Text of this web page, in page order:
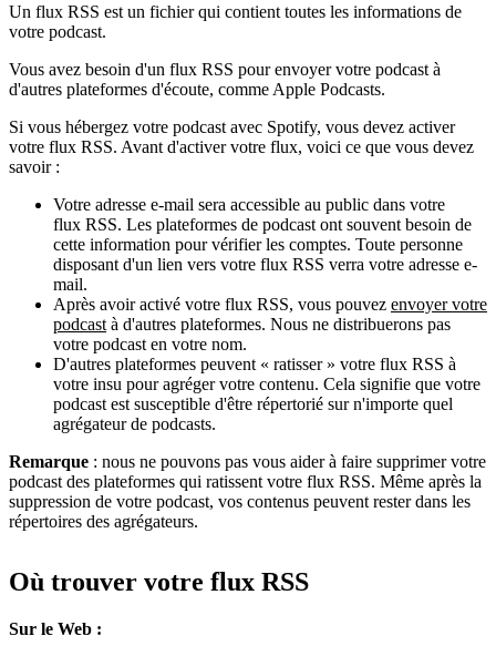
Un flux RSS est un fichier qui contient toutes les informations de
votre podcast.
Vous avez besoin d'un flux RSS pour envoyer votre podcast à
d'autres plateformes d'écoute, comme Apple Podcasts.
Si vous hébergez votre podcast avec Spotify, vous devez activer
votre flux RSS. Avant d'activer votre flux, voici ce que vous devez
savoir :
Votre adresse e-mail sera accessible au public dans votre
flux RSS. Les plateformes de podcast ont souvent besoin de
cette information pour vérifier les comptes. Toute personne
disposant d'un lien vers votre flux RSS verra votre adresse e-
mail.
Après avoir activé votre flux RSS, vous pouvez envoyer votre
podcast à d'autres plateformes. Nous ne distribuerons pas
votre podcast en votre nom.
D'autres plateformes peuvent « ratisser » votre flux RSS à
votre insu pour agréger votre contenu. Cela signifie que votre
podcast est susceptible d'être répertorié sur n'importe quel
agrégateur de podcasts.
Remarque : nous ne pouvons pas vous aider à faire supprimer votre
podcast des plateformes qui ratissent votre flux RSS. Même après la
suppression de votre podcast, vos contenus peuvent rester dans les
répertoires des agrégateurs.
Où trouver votre flux RSS
Sur le Web :